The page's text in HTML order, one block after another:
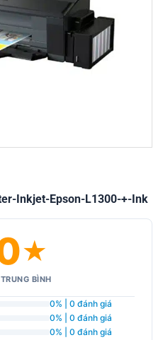
Inkjet-Epson-L1300-+-Ink
★
BÌNH
0% | 0 đánh giá
0% | 0 đánh giá
0% | 0 đánh giá